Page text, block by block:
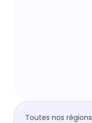
Toutes nos régions